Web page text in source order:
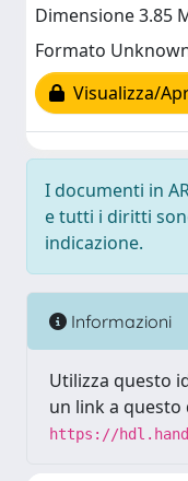
Dimensione 3.85
Formato
Visualizza/
I documenti in
e tutti i diritti
indicazione.
Informazioni
Utilizza questo
un link a
https://